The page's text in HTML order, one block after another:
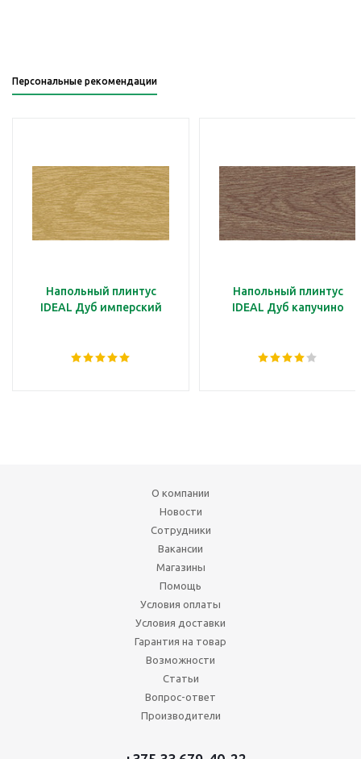
Персональные рекомендации
Напольный плинтус
IDEAL Дуб имперский
Напольный плинтус
IDEAL Дуб капучино
О компании
Новости
Сотрудники
Вакансии
Магазины
Помощь
Условия оплаты
Условия доставки
Гарантия на товар
Возможности
Статьи
Вопрос-ответ
Производители